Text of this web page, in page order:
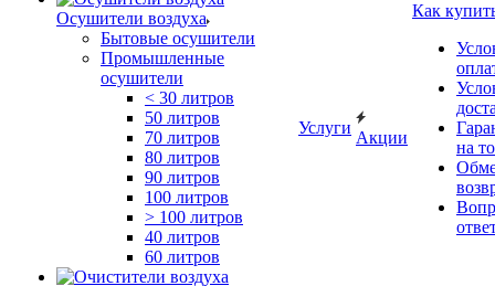
Осушители воздуха
Бытовые осушители
Промышленные
осушители
< 30 литров
50 литров
70 литров
80 литров
90 литров
100 литров
> 100 литров
40 литров
60 литров
Услуги
Акции
Как
на